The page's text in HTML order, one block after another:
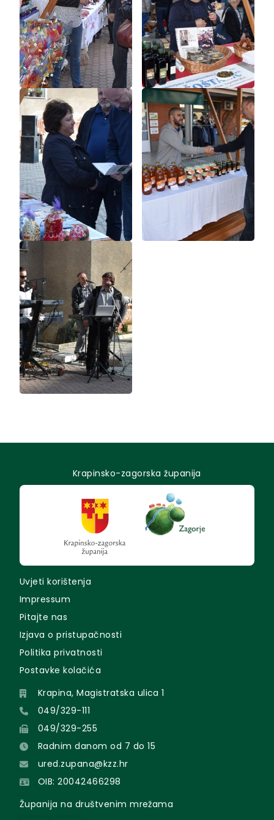
Krapinsko-zagorska županija
Uvjeti korištenja
Impressum
Pitajte nas
Izjava o pristupačnosti
Politika privatnosti
Postavke kolačića
Krapina, Magistratska ulica 1
049/329-111
049/329-255
Radnim danom od 7 do 15
ured.zupana@kzz.hr
OIB: 20042466298
Županija na društvenim mrežama